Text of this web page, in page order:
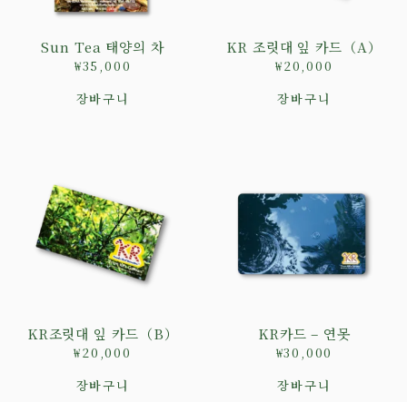
Sun Tea 태양의 차
₩35,000
장바구니
KR 조릿대 잎 카드（A）
₩20,000
장바구니
KR조릿대 잎 카드（B）
₩20,000
장바구니
KR카드 – 연못
₩30,000
장바구니